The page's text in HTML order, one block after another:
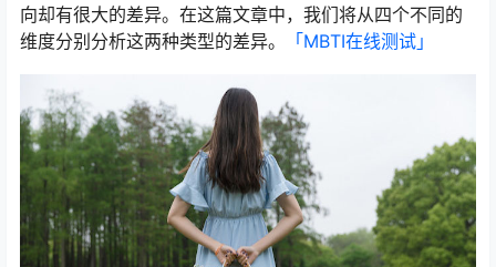
向却有很大的差异。在这篇文章中，我们将从四个不同的
维度分别分析这两种类型的差异。
「MBTI在线测试​」